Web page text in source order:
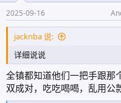
2025-09-16
jacknba 说:
详细说说
全镇都知道他们一把手跟那
双成对，吃吃喝喝，乱用公